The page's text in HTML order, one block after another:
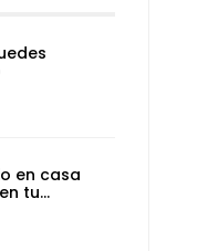
en casa
tu…